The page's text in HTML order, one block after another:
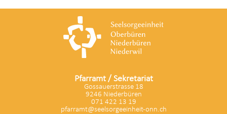
Pfarramt / Sekretariat
Gossauerstrasse 18
9246 Niederbüren
071 422 13 19
pfarramt@seelsorgeeinheit-onn.ch